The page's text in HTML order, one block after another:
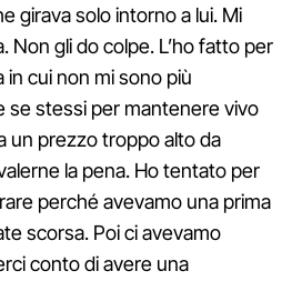
girava solo intorno a lui. Mi
Non gli do colpe. L’ho fatto per
cui non mi sono più
se stessi per mantenere vivo
un prezzo troppo alto da
la pena. Ho tentato per
perché avevamo una prima
scorsa. Poi ci avevamo
conto di avere una